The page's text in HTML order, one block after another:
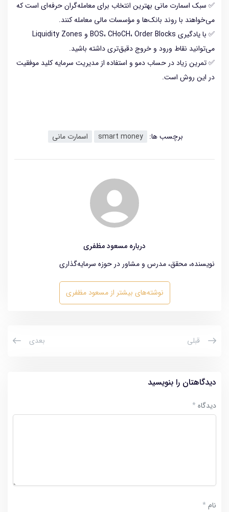
✅ سبک اسمارت مانی بهترین انتخاب برای معامله‌گران حرفه‌ای است که
می‌خواهند با روند بانک‌ها و مؤسسات مالی معامله کنند.
✅ با یادگیری BOS، CHoCH، Order Blocks و Liquidity Zones
می‌توانید نقاط ورود و خروج دقیق‌تری داشته باشید.
✅ تمرین زیاد در حساب دمو و استفاده از مدیریت سرمایه کلید موفقیت
در این روش است.
برچسب ها: smart money اسمارت مانی
درباره مسعود مظفری
نویسنده، محقق، مدرس و مشاور در حوزه سرمایه‌گذاری
نوشته‌های بیشتر از مسعود مظفری
قبلی بعدی
دیدگاهتان را بنویسید
دیدگاه *
نام *